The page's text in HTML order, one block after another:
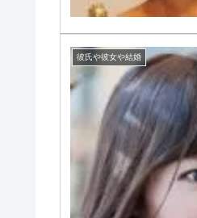
彼氏や彼女や結婚